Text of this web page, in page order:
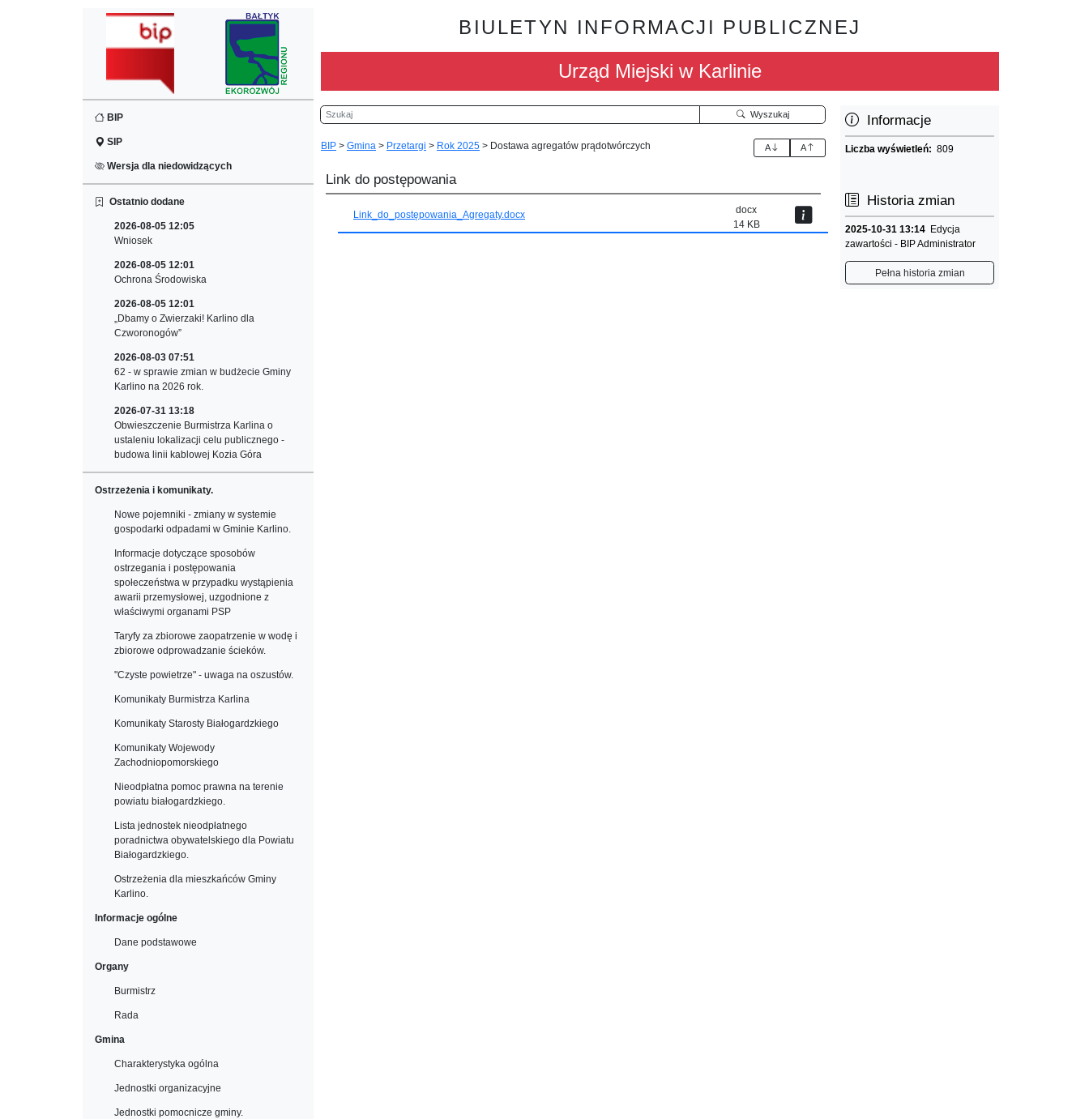
BIP
SIP
Wersja dla niedowidzących
Ostatnio dodane
2026-08-05 12:05
Wniosek
2026-08-05 12:01
Ochrona Środowiska
2026-08-05 12:01
„Dbamy o Zwierzaki! Karlino dla
Czworonogów”
2026-08-03 07:51
62 - w sprawie zmian w budżecie Gminy
Karlino na 2026 rok.
2026-07-31 13:18
Obwieszczenie Burmistrza Karlina o
ustaleniu lokalizacji celu publicznego -
budowa linii kablowej Kozia Góra
Ostrzeżenia i komunikaty.
Nowe pojemniki - zmiany w systemie
gospodarki odpadami w Gminie Karlino.
Informacje dotyczące sposobów
ostrzegania i postępowania
społeczeństwa w przypadku wystąpienia
awarii przemysłowej, uzgodnione z
właściwymi organami PSP
Taryfy za zbiorowe zaopatrzenie w wodę i
zbiorowe odprowadzanie ścieków.
"Czyste powietrze" - uwaga na oszustów.
Komunikaty Burmistrza Karlina
Komunikaty Starosty Białogardzkiego
Komunikaty Wojewody
Zachodniopomorskiego
Nieodpłatna pomoc prawna na terenie
powiatu białogardzkiego.
Lista jednostek nieodpłatnego
poradnictwa obywatelskiego dla Powiatu
Białogardzkiego.
Ostrzeżenia dla mieszkańców Gminy
Karlino.
Informacje ogólne
Dane podstawowe
Organy
Burmistrz
Rada
Gmina
Charakterystyka ogólna
Jednostki organizacyjne
Jednostki pomocnicze gminy.
BIULETYN INFORMACJI PUBLICZNEJ
Urząd Miejski w Karlinie
Szukaj Wyszukaj
BIP > Gmina > Przetargi > Rok 2025 > Dostawa agregatów prądotwórczych A A
Link do postępowania
Link_do_postępowania_Agregaty.docx
docx
14 KB
Informacje
Liczba wyświetleń:809
Historia zmian
2025-10-31 13:14 Edycja
zawartości - BIP Administrator
Pełna historia zmian